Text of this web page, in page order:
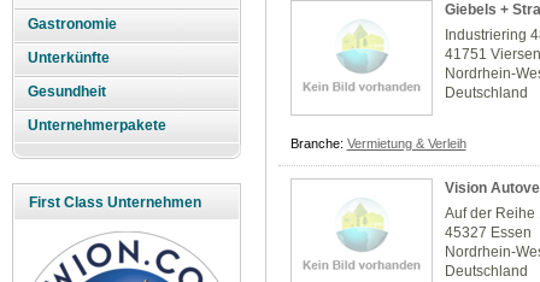
Gastronomie
Unterkünfte
Gesundheit
Unternehmerpakete
First Class Unternehmen
Giebels +
Industriering
41751
Nordrhein-
Deutschland
Branche: Vermietung & Verleih
Vision
Auf der Reihe
45327 Essen
Nordrhein-
Deutschland